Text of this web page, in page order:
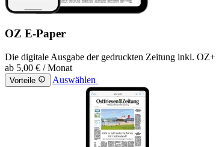
OZ E-Paper
Die digitale Ausgabe der gedruckten Zeitung inkl. OZ+
ab 5,00 € / Monat
Vorteile Auswählen